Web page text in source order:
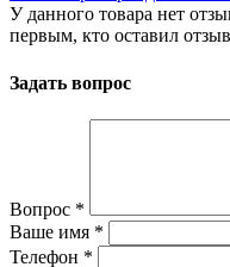
У данного товара нет
первым, кто оставил
Задать вопрос
Вопрос *
Ваше имя *
Телефон *